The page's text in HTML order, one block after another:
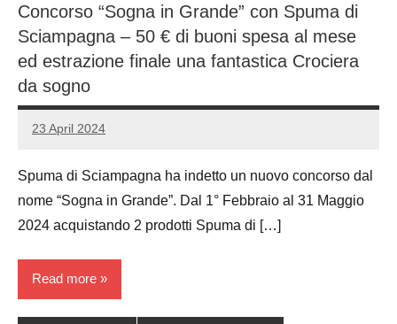
Concorso “Sogna in Grande” con Spuma di
Sciampagna – 50 € di buoni spesa al mese
ed estrazione finale una fantastica Crociera
da sogno
23 April 2024
Luca
No
Spuma di Sciampagna ha indetto un nuovo concorso dal
nome “Sogna in Grande”. Dal 1° Febbraio al 31 Maggio
2024 acquistando 2 prodotti Spuma di […]
Read more